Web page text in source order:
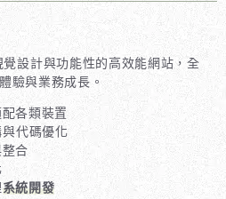
覺設計與功能性的高效能網站，全
驗與業務成長。
配各類裝置
代碼優化
合
系統開發